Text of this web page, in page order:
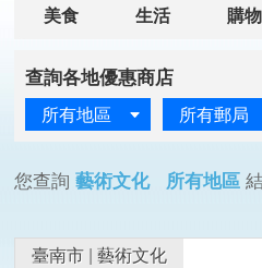
美食 生活 購物
查詢各地優惠商店
所有地區 所有郵局
您查詢 藝術文化 所有地區
臺南市 |藝術文化